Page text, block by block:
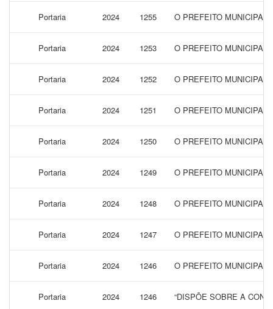
Portaria 2024 1255 O PREFEITO MUNICIPAL
Portaria 2024 1253 O PREFEITO MUNICIPAL
Portaria 2024 1252 O PREFEITO MUNICIPAL
Portaria 2024 1251 O PREFEITO MUNICIPAL
Portaria 2024 1250 O PREFEITO MUNICIPAL
Portaria 2024 1249 O PREFEITO MUNICIPAL
Portaria 2024 1248 O PREFEITO MUNICIPAL
Portaria 2024 1247 O PREFEITO MUNICIPAL
Portaria 2024 1246 O PREFEITO MUNICIPAL
Portaria 2024 1246 “DISPÕE SOBRE A